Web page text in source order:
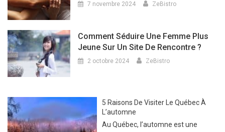
7 novembre 2024 ZeBistro
Comment Séduire Une Femme Plus
Jeune Sur Un Site De Rencontre ?
2 octobre 2024 ZeBistro
5 Raisons De Visiter Le Québec À
L’automne
Au Québec, l’automne est une